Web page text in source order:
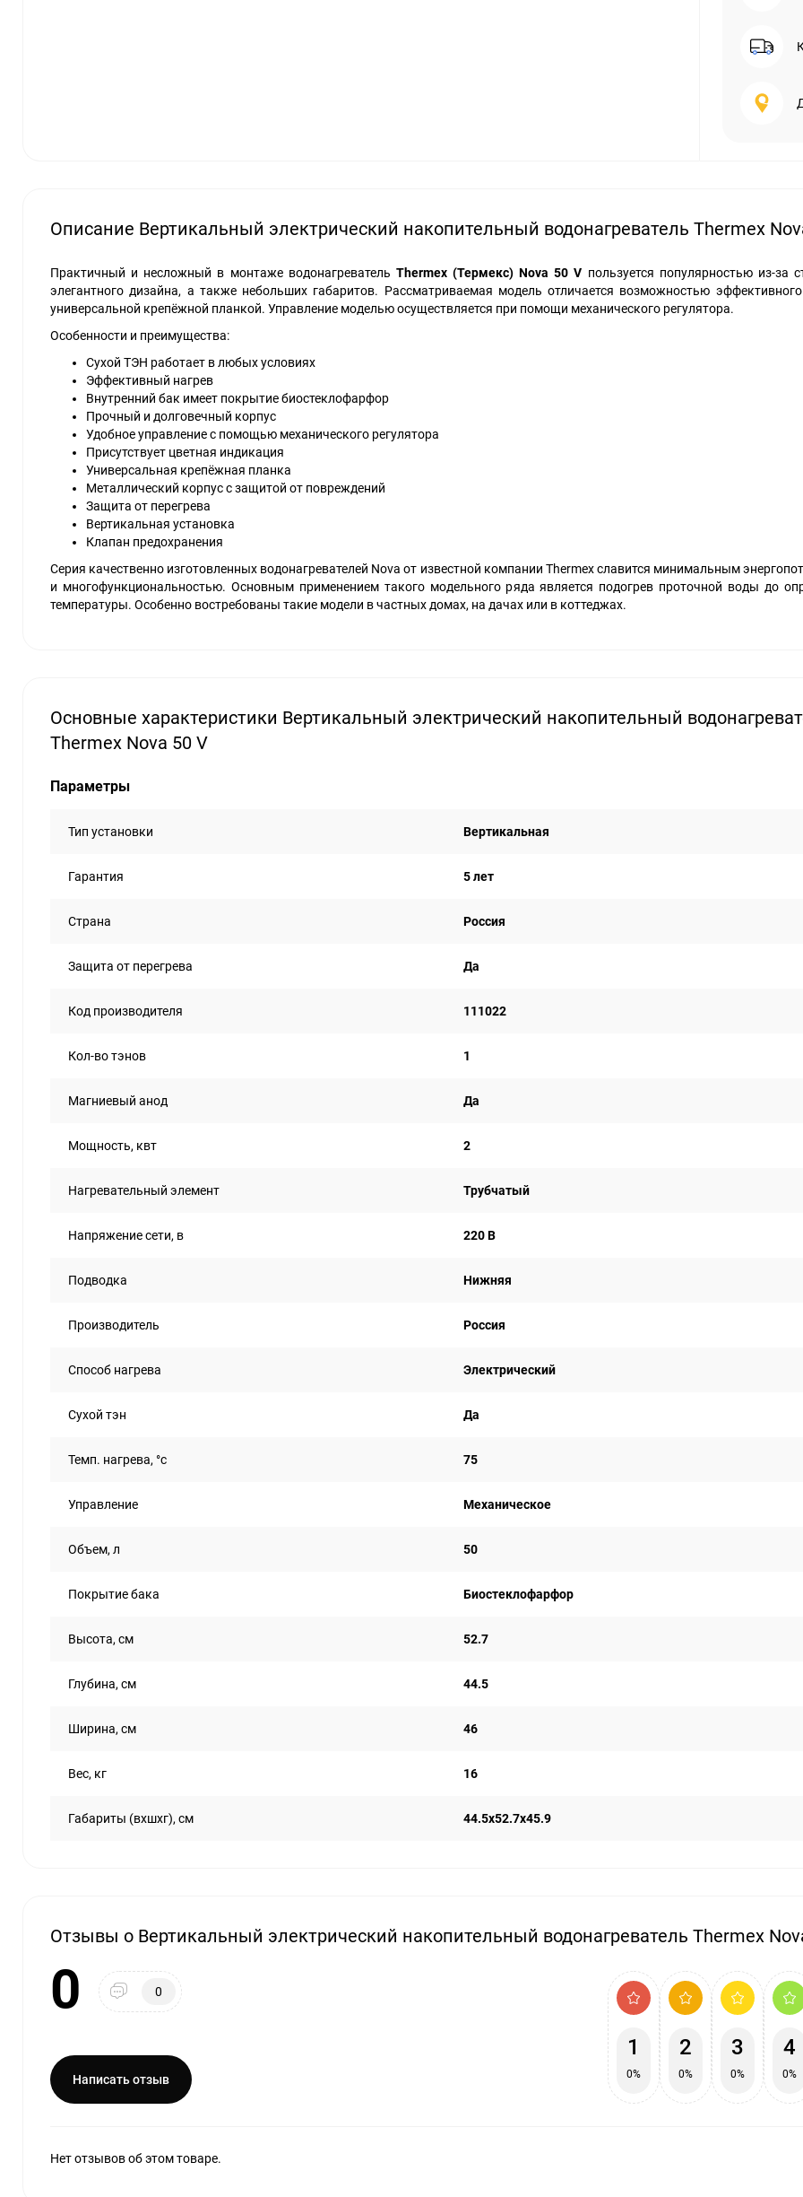
Описание Вертикальный электрический накопительный водонагреватель Thermex
Практичный и несложный в монтаже водонагреватель Thermex(Термекс)Nova 50V пользуется популярностью из-за
элегантного дизайна, а также небольших габаритов. Рассматриваемая модель отличается возможностью
универсальной крепёжной планкой. Управление моделью осуществляется при помощи механического регулятора.
Особенности и преимущества:
Сухой ТЭН работает в любых условиях
Эффективный нагрев
Внутренний бак имеет покрытие биостеклофарфор
Прочный и долговечный корпус
Удобное управление с помощью механического регулятора
Присутствует цветная индикация
Универсальная крепёжная планка
Металлический корпус с защитой от повреждений
Защита от перегрева
Вертикальная установка
Клапан предохранения
Серия качественно изготовленных водонагревателей Nova от известной компании Thermex славится минимальным
и многофункциональностью. Основным применением такого модельного ряда является подогрев проточной воды до
температуры. Особенно востребованы такие модели в частных домах, на дачах или в коттеджах.
Основные характеристики Вертикальный электрический накопительный
Thermex Nova 50 V
Параметры
Тип установки Вертикальная
Гарантия 5 лет
Страна Россия
Защита от перегрева Да
Код производителя 111022
Кол-во тэнов 1
Магниевый анод Да
Мощность, квт 2
Нагревательный элемент Трубчатый
Напряжение сети, в 220 В
Подводка Нижняя
Производитель Россия
Способ нагрева Электрический
Сухой тэн Да
Темп. нагрева, °с 75
Управление Механическое
Объем, л 50
Покрытие бака Биостеклофарфор
Высота, см 52.7
Глубина, см 44.5
Ширина, см 46
Вес, кг 16
Габариты (вхшхг), см 44.5х52.7х45.9
Отзывы о Вертикальный электрический накопительный водонагреватель Thermex
0 0
Написать отзыв
1
0%
2
0%
3
0%
4
0%
Нет отзывов об этом товаре.